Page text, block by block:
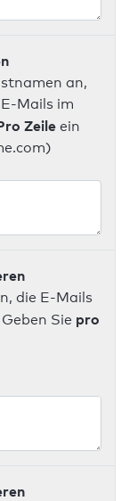
an,
Mails im
Zeile ein
die E-Mails
Sie pro